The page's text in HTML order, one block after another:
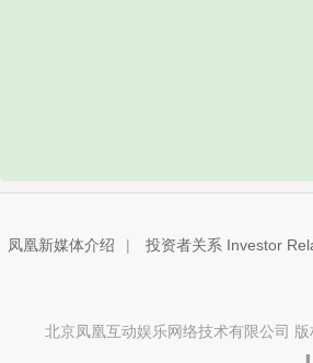
凤凰新媒体介绍 | 投资者关系 Investor
北京凤凰互动娱乐网络技术有限公司 版